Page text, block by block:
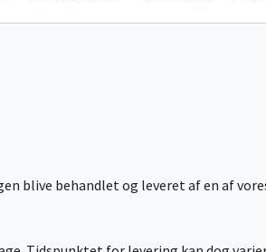
blive behandlet og leveret af en af